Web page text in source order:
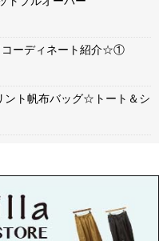
コーディネート紹介☆①
ント帆布バッグ☆トート＆シ